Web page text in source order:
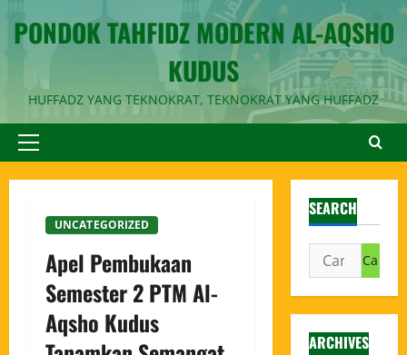
PONDOK TAHFIDZ MODERN AL-AQSHO
KUDUS
HUFFADZ YANG TEKNOKRAT, TEKNOKRAT YANG HUFFADZ
UNCATEGORIZED
Apel Pembukaan
Semester 2 PTM Al-
Aqsho Kudus
SEARCH
ARCHIVES